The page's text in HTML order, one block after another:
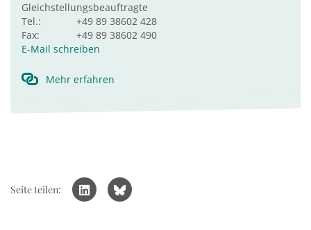
Gleichstellungsbeauftragte
Tel.:
+49 89 38602 428
Fax:
+49 89 38602 490
E-Mail schreiben
Mehr erfahren
Seite teilen: